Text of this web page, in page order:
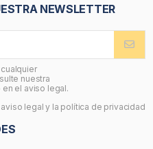
NEWSLETTER
nuestra
el aviso legal.
aviso legal y la política de privacidad